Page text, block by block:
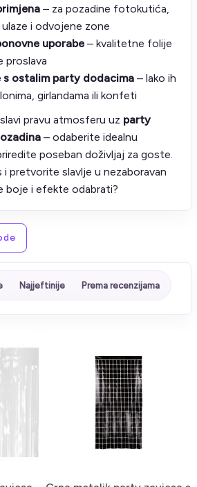
– za pozadine fotokutića,
i odvojene zone
uporabe – kvalitetne folije
proslava
s ostalim party dodacima – lako ih
girlandama ili konfeti
pravu atmosferu uz party
– odaberite idealnu
poseban doživljaj za goste.
pretvorite slavlje u nezaboravan
boje i efekte odabrati?
Najjeftinije Prema recenzijama